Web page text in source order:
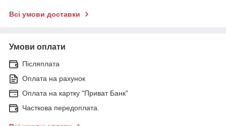
Всі умови доставки
Умови оплати
Післяплата
Оплата на рахунок
Оплата на картку "Приват Банк"
Часткова передоплата.